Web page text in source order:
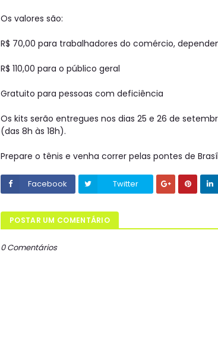
Os valores são:
R$ 70,00 para trabalhadores do comércio,
R$ 110,00 para o público geral
Gratuito para pessoas com deficiência
Os kits serão entregues nos dias 25 e 26 de
(das 8h às 18h).
Prepare o tênis e venha correr pelas pontes de
Facebook Twitter
POSTAR UM COMENTÁRIO
0 Comentários